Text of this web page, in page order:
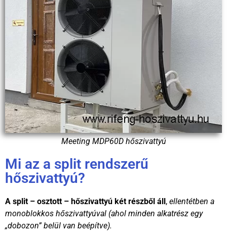
Meeting MDP60D hőszivattyú
Mi az a split rendszerű
hőszivattyú?
A split – osztott – hőszivattyú két részből áll, ellentétben a
monoblokkos hőszivattyúval (ahol minden alkatrész egy
„dobozon” belül van beépítve).